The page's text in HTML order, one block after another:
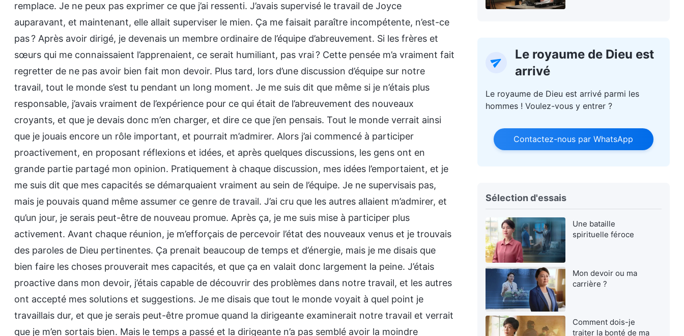
remplace. Je ne peux pas exprimer ce que j’ai ressenti. J’avais supervisé le travail de Joyce
auparavant, et maintenant, elle allait superviser le mien. Ça me faisait paraître incompétente, n’est-ce
pas ? Après avoir dirigé, je devenais un membre ordinaire de l’équipe d’abreuvement. Si les frères et
sœurs qui me connaissaient l’apprenaient, ce serait humiliant, pas vrai ? Cette pensée m’a vraiment fait
regretter de ne pas avoir bien fait mon devoir. Plus tard, lors d’une discussion d’équipe sur notre
travail, tout le monde s’est tu pendant un long moment. Je me suis dit que même si je n’étais plus
responsable, j’avais vraiment de l’expérience pour ce qui était de l’abreuvement des nouveaux
croyants, et que je devais donc m’en charger, et dire ce que j’en pensais. Tout le monde verrait ainsi
que je jouais encore un rôle important, et pourrait m’admirer. Alors j’ai commencé à participer
proactivement, en proposant réflexions et idées, et après quelques discussions, les gens ont en
grande partie partagé mon opinion. Pratiquement à chaque discussion, mes idées l’emportaient, et je
me suis dit que mes capacités se démarquaient vraiment au sein de l’équipe. Je ne supervisais pas,
mais je pouvais quand même assumer ce genre de travail. J’ai cru que les autres allaient m’admirer, et
qu’un jour, je serais peut-être de nouveau promue. Après ça, je me suis mise à participer plus
activement. Avant chaque réunion, je m’efforçais de percevoir l’état des nouveaux venus et je trouvais
des paroles de Dieu pertinentes. Ça prenait beaucoup de temps et d’énergie, mais je me disais que
bien faire les choses prouverait mes capacités, et que ça en valait donc largement la peine. J’étais
proactive dans mon devoir, j’étais capable de découvrir des problèmes dans notre travail, et les autres
ont accepté mes solutions et suggestions. Je me disais que tout le monde voyait à quel point je
travaillais dur, et que je serais peut-être promue quand la dirigeante examinerait notre travail et verrait
que je m’en sortais bien. Mais le temps a passé et la dirigeante n’a pas semblé avoir la moindre
Le royaume de Dieu est
arrivé
Le royaume de Dieu est arrivé parmi les
hommes ! Voulez-vous y entrer ?
Contactez-nous par WhatsApp
Sélection d'essais
Une bataille
spirituelle féroce
Mon devoir ou ma
carrière ?
Comment dois-je
traiter la bonté de ma